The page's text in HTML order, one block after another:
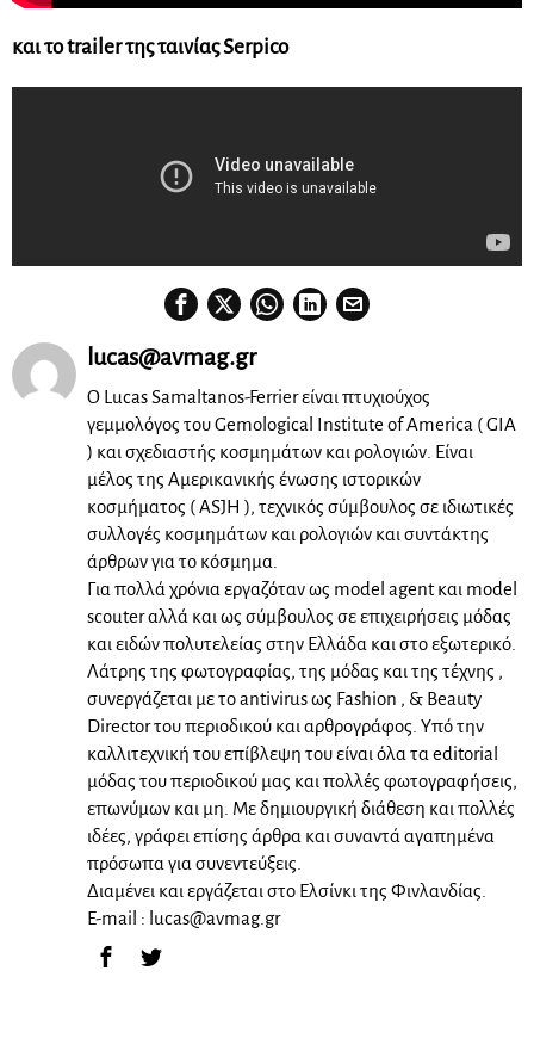
και το trailer της ταινίας Serpico
lucas@avmag.gr
Ο Lucas Samaltanos-Ferrier είναι πτυχιούχος
γεμμολόγος του Gemological Institute of America ( GIA
) και σχεδιαστής κοσμημάτων και ρολογιών. Είναι
μέλος της Αμερικανικής ένωσης ιστορικών
κοσμήματος ( ASJH ), τεχνικός σύμβουλος σε ιδιωτικές
συλλογές κοσμημάτων και ρολογιών και συντάκτης
άρθρων για το κόσμημα.
Για πολλά χρόνια εργαζόταν ως model agent και model
scouter αλλά και ως σύμβουλος σε επιχειρήσεις μόδας
και ειδών πολυτελείας στην Ελλάδα και στο εξωτερικό.
Λάτρης της φωτογραφίας, της μόδας και της τέχνης ,
συνεργάζεται με το antivirus ως Fashion , & Beauty
Director του περιοδικού και αρθρογράφος. Υπό την
καλλιτεχνική του επίβλεψη του είναι όλα τα editorial
μόδας του περιοδικού μας και πολλές φωτογραφήσεις,
επωνύμων και μη. Με δημιουργική διάθεση και πολλές
ιδέες, γράφει επίσης άρθρα και συναντά αγαπημένα
πρόσωπα για συνεντεύξεις.
Διαμένει και εργάζεται στο Ελσίνκι της Φινλανδίας.
E-mail : lucas@avmag.gr